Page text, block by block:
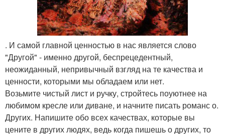
. И самой главной ценностью в нас является слово
"Другой" - именно другой, беспрецедентный,
неожиданный, непривычный взгляд на те качества и
ценности, которыми мы обладаем или нет.
Возьмите чистый лист и ручку, стройтесь поуютнее на
любимом кресле или диване, и начните писать романс о.
Других. Напишите обо всех качествах, которые вы
цените в других людях, ведь когда пишешь о других, то